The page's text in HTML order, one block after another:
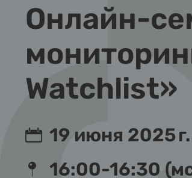
Онлайн-
Watchlist»
19 июня 2025 г.
16:00-16:30